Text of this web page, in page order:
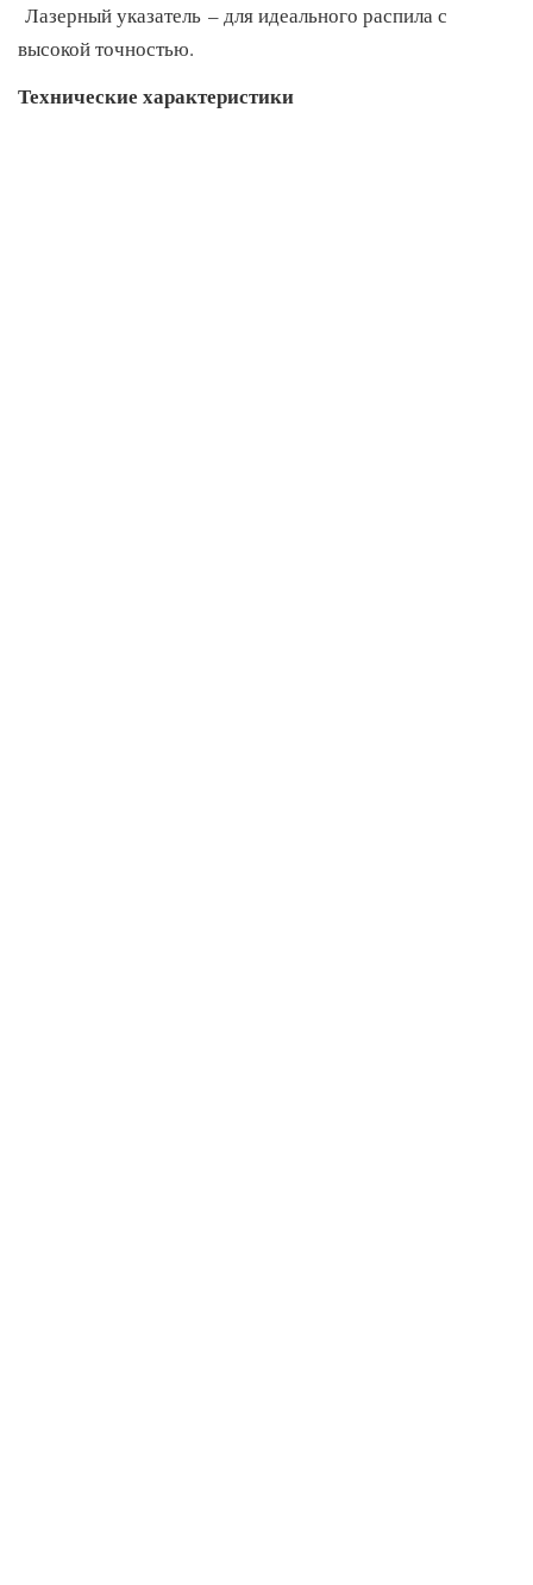
Лазерный указатель – для идеального распила с
высокой точностью.
Технические характеристики